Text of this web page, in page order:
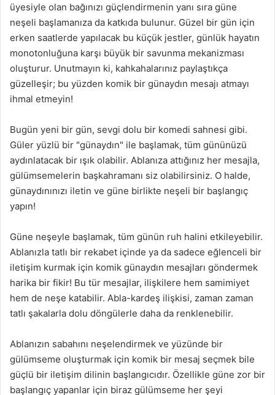
üyesiyle olan bağınızı güçlendirmenin yanı sıra güne
neşeli başlamanıza da katkıda bulunur. Güzel bir gün için
erken saatlerde yapılacak bu küçük jestler, günlük hayatın
monotonluğuna karşı büyük bir savunma mekanizması
oluşturur. Unutmayın ki, kahkahalarınız paylaştıkça
güzelleşir; bu yüzden komik bir günaydın mesajı atmayı
ihmal etmeyin!
Bugün yeni bir gün, sevgi dolu bir komedi sahnesi gibi.
Güler yüzlü bir "günaydın" ile başlamak, tüm gününüzü
aydınlatacak bir ışık olabilir. Ablanıza attığınız her mesajla,
gülümsemelerin başkahramanı siz olabilirsiniz. O halde,
günaydınınızı iletin ve güne birlikte neşeli bir başlangıç
yapın!
Güne neşeyle başlamak, tüm günün ruh halini etkileyebilir.
Ablanızla tatlı bir rekabet içinde ya da sadece eğlenceli bir
iletişim kurmak için komik günaydın mesajları göndermek
harika bir fikir! Bu tür mesajlar, ilişkilere hem samimiyet
hem de neşe katabilir. Abla-kardeş ilişkisi, zaman zaman
tatlı şakalarla dolu döngülerle daha da renklenebilir.
Ablanızın sabahını neşelendirmek ve yüzünde bir
gülümseme oluşturmak için komik bir mesaj seçmek bile
güçlü bir iletişim dilinin başlangıcıdır. Özellikle güne zor bir
başlangıç yapanlar için biraz gülümseme her şeyi